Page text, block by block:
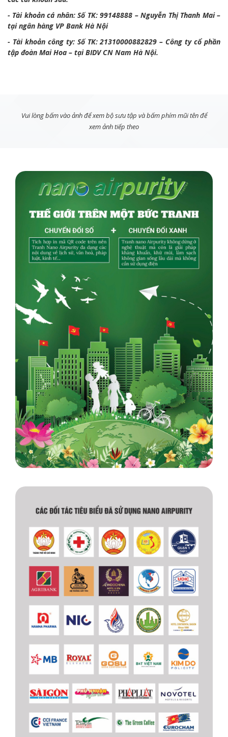
- Tài khoản cá nhân: Số TK: 99148888 – Nguyễn Thị Thanh Mai –
tại ngân hàng VP Bank Hà Nội
- Tài khoản công ty: Số TK: 21310000882829 – Công ty cổ phần
tập đoàn Mai Hoa – tại BIDV CN Nam Hà Nội.
Vui lòng bấm vào ảnh để xem bộ sưu tập và bấm phím mũi tên để
xem ảnh tiếp theo